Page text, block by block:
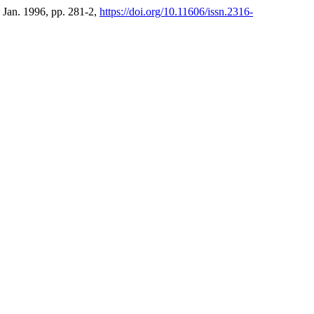
1996, pp. 281-2, https://doi.org/10.11606/issn.2316-